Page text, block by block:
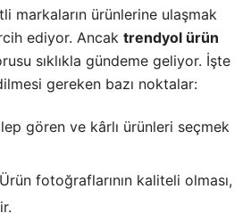
markaların ürünlerine ulaşmak
ediyor. Ancak trendyol ürün
sıklıkla gündeme geliyor. İşte
gereken bazı noktalar:
gören ve kârlı ürünleri seçmek
Ürün fotoğraflarının kaliteli olması,